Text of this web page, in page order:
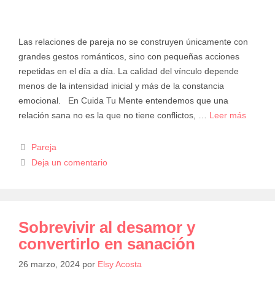
Las relaciones de pareja no se construyen únicamente con
grandes gestos románticos, sino con pequeñas acciones
repetidas en el día a día. La calidad del vínculo depende
menos de la intensidad inicial y más de la constancia
emocional. En Cuida Tu Mente entendemos que una
relación sana no es la que no tiene conflictos, … Leer más
Pareja
Deja un comentario
Sobrevivir al desamor y
convertirlo en sanación
26 marzo, 2024 por Elsy Acosta